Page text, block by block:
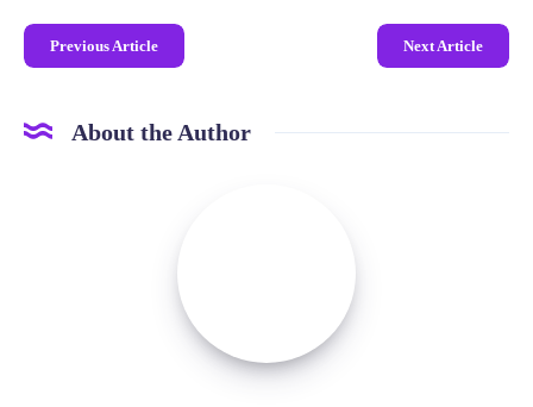
Previous Article Next Article
About the Author